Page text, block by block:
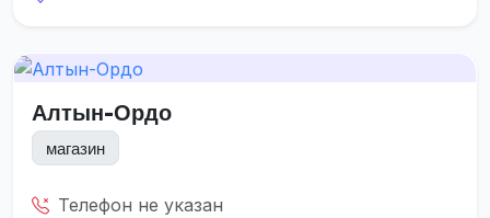
Алтын-Ордо
магазин
Телефон не указан